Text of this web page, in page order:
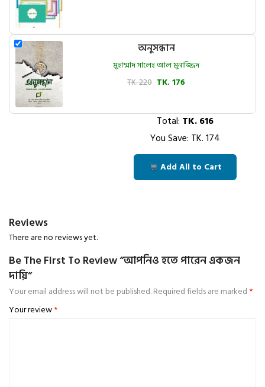
অনুসন্ধান
মুহাম্মাদ সালেহ আল মুনাজ্জিদ
TK. 220 TK. 176
Total: TK.616
You Save: TK.174
Add All to Cart
Reviews
There are no reviews yet.
Be The First To Review “আপনিও হতে পারেন একজন
দায়ি”
Your email address will not be published.Required fields are marked *
Your review*